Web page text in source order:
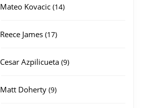
Mateo Kovacic 1414
Reece James 1717
Cesar Azpilicueta 99
Matt Doherty 99